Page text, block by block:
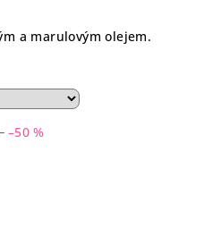
a marulovým olejem.
–50 %